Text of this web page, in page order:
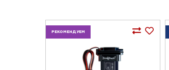
РЕКОМЕНДУЕМ